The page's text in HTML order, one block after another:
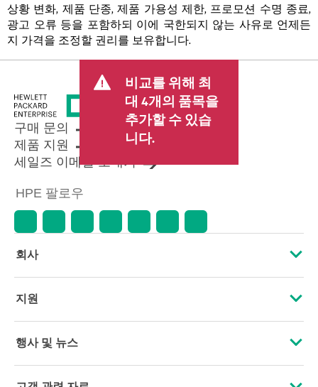
상황 변화, 제품 단종, 제품 가용성 제한, 프로모션 수명 종료,
광고 오류 등을 포함하되 이에 국한되지 않는 사유로 언제든
지 가격을 조정할 권리를 보유합니다.
비교를 위해 최
대 4개의 품목을
추가할 수 있습
니다.
구매 문의
제품 지원
세일즈 이메일 보내기
HPE 팔로우
회사
HPE 소개
지원
운영 지원 서비스
행사 및 뉴스
행사